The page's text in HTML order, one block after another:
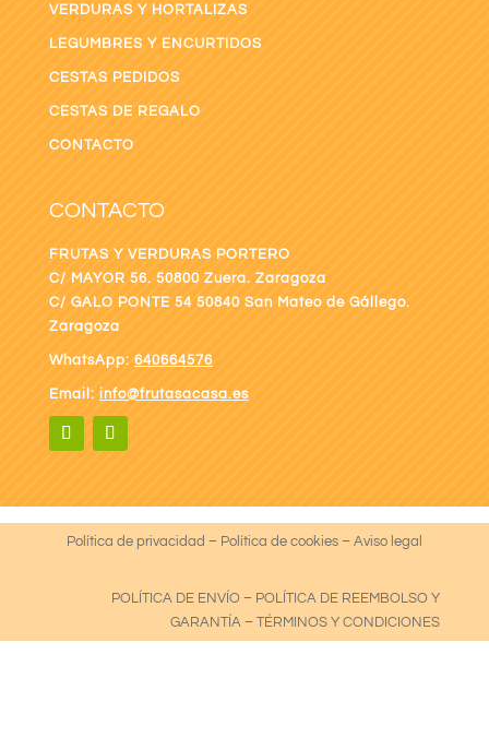
VERDURAS Y HORTALIZAS
LEGUMBRES Y ENCURTIDOS
CESTAS PEDIDOS
CESTAS DE REGALO
CONTACTO
CONTACTO
FRUTAS Y VERDURAS PORTERO
C/ MAYOR 56. 50800 Zuera. Zaragoza
C/ GALO PONTE 54 50840 San Mateo de Gállego.
Zaragoza
WhatsApp: 640664576
Email: info@frutasacasa.es
Política de privacidad – Política de cookies– Aviso legal
POLÍTICA DE ENVÍO – POLÍTICA DE REEMBOLSO Y
GARANTÍA –TÉRMINOS Y CONDICIONES